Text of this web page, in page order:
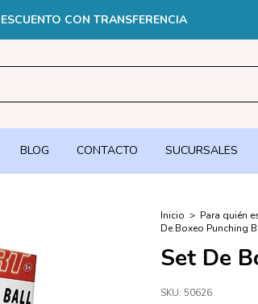
PEDIDOS +$70.000 CON TARJETA DE
BLOG CONTACTO SUCURSALES
Inicio > Para quién
De Boxeo Punching
Set De
SKU: 50626